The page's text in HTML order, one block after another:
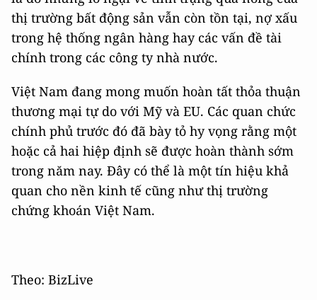
thị trường bất động sản vẫn còn tồn tại, nợ xấu
trong hệ thống ngân hàng hay các vấn đề tài
chính trong các công ty nhà nước.
Việt Nam đang mong muốn hoàn tất thỏa thuận
thương mại tự do với Mỹ và EU. Các quan chức
chính phủ trước đó đã bày tỏ hy vọng rằng một
hoặc cả hai hiệp định sẽ được hoàn thành sớm
trong năm nay. Đây có thể là một tín hiệu khả
quan cho nền kinh tế cũng như thị trường
chứng khoán Việt Nam.
Theo: BizLive